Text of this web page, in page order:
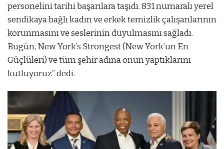
personelini tarihi başarılara taşıdı. 831 numaralı yerel
sendikaya bağlı kadın ve erkek temizlik çalışanlarının
korunmasını ve seslerinin duyulmasını sağladı.
Bugün, New York’s Strongest (New York’un En
Güçlüleri) ve tüm şehir adına onun yaptıklarını
kutluyoruz” dedi.